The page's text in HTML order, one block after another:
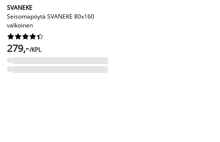
SVANEKE
Seisomapöytä SVANEKE 80x160
valkoinen






279,-/KPL